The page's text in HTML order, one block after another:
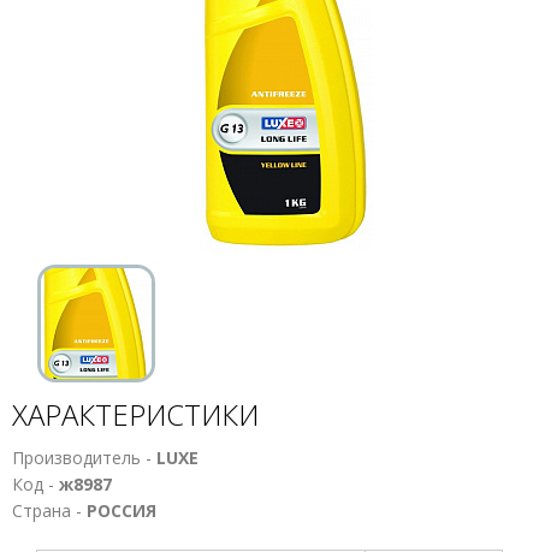
ХАРАКТЕРИСТИКИ
Производитель - LUXE
Код - ж8987
Страна - РОССИЯ